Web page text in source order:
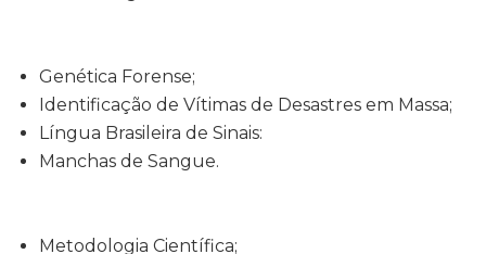
Genética Forense;
Identificação de Vítimas de Desastres em Massa;
Língua Brasileira de Sinais:
Manchas de Sangue.
Metodologia Científica;